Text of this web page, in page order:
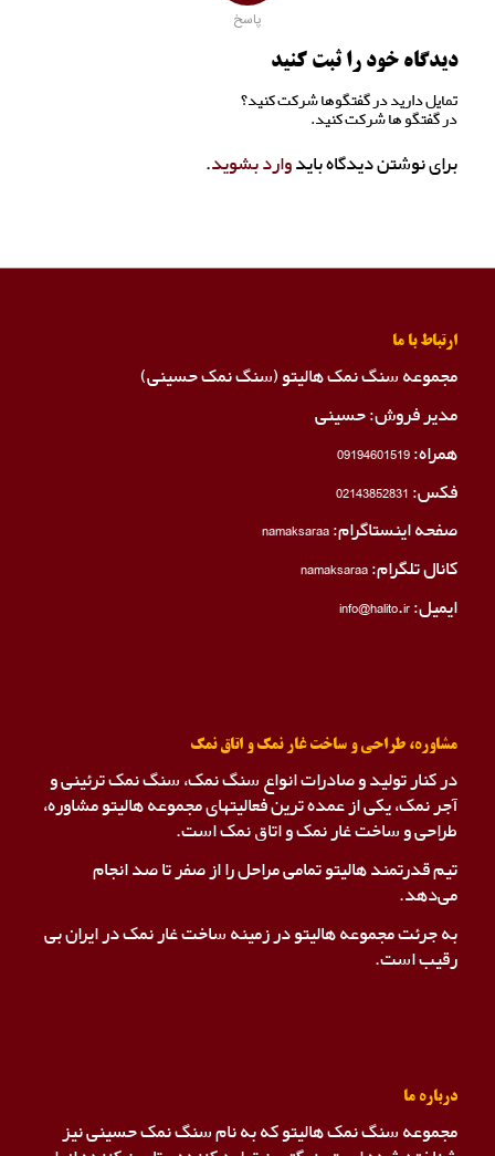
پاسخ
دیدگاه خود را ثبت کنید
تمایل دارید در گفتگوها شرکت کنید؟
در گفتگو ها شرکت کنید.
برای نوشتن دیدگاه بایدوارد بشوید.
ارتباط با ما
مجموعه سنگ نمک هالیتو (سنگ نمک حسینی)
مدیر فروش: حسینی
همراه:09194601519
فکس:02143852831
صفحه اینستاگرام:namaksaraa
کانال تلگرام:namaksaraa
ایمیل: info@halito.ir
مشاوره، طراحی و ساخت غار نمک و اتاق نمک
در کنار تولید و صادرات انواع سنگ نمک، سنگ نمک ترئینی و
آجر نمک، یکی از عمده ترین فعالیتهای مجموعه هالیتو مشاوره،
طراحی و ساخت غار نمک و اتاق نمک است.
تیم قدرتمند هالیتو تمامی مراحل را از صفر تا صد انجام
می‌دهد.
به جرئت مجموعه هالیتو در زمینه ساخت غار نمک در ایران بی
رقیب است.
درباره ما
مجموعه سنگ نمک هالیتو که به نام سنگ نمک حسینی نیز